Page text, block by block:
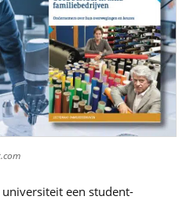
een student-